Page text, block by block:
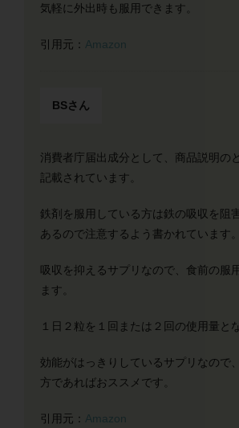
気軽に外出時も服用できます。
引用元： Amazon
BSさん
消費者庁届出成分として、商品説明の
記載されています。
鉄剤を服用している方は鉄の吸収を阻
あるので注意するよう書かれています。
吸収を抑えるサプリなので、食前の服
ます。
１日２粒を１回または２回の使用量と
効能がはっきりしているサプリなので
方であればおススメです。
引用元： Amazon